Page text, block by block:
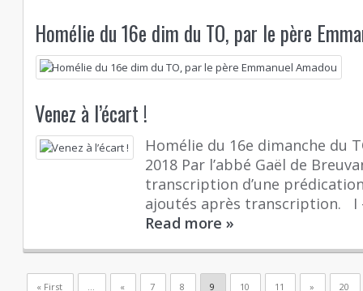
Homélie du 16e dim du TO, par le père
Venez à l’écart !
Homélie du 16e dimanche du
2018 Par l’abbé Gaël de
transcription d’une
ajoutés après transcription. I
Read more»
« First ... « 7 8 9 10 11 » 20